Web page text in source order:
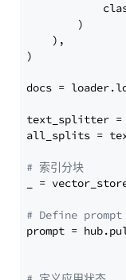
        )
    ),
)
docs =
text_splitter =
all_splits =
# 索引分块
_ =
# Define
prompt =